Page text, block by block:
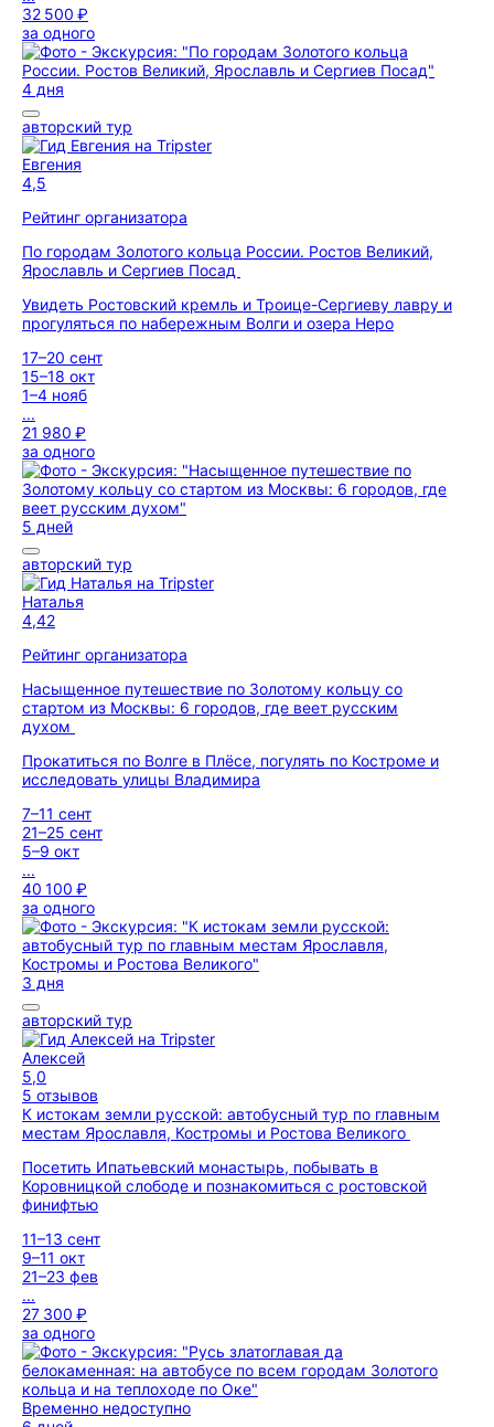
32 500 ₽
за одного
4 дня
авторский тур
Евгения
4,5
Рейтинг организатора
По городам Золотого кольца России. Ростов Великий,
Ярославль и Сергиев Посад
Увидеть Ростовский кремль и Троице-Сергиеву лавру и
прогуляться по набережным Волги и озера Неро
17–20 сент
15–18 окт
1–4 нояб
...
21 980 ₽
за одного
5 дней
авторский тур
Наталья
4,42
Рейтинг организатора
Насыщенное путешествие по Золотому кольцу со
стартом из Москвы: 6 городов, где веет русским
духом
Прокатиться по Волге в Плёсе, погулять по Костроме и
исследовать улицы Владимира
7–11 сент
21–25 сент
5–9 окт
...
40 100 ₽
за одного
3 дня
авторский тур
Алексей
5,0
5 отзывов
К истокам земли русской: автобусный тур по главным
местам Ярославля, Костромы и Ростова Великого
Посетить Ипатьевский монастырь, побывать в
Коровницкой слободе и познакомиться с ростовской
финифтью
11–13 сент
9–11 окт
21–23 фев
...
27 300 ₽
за одного
Временно недоступно